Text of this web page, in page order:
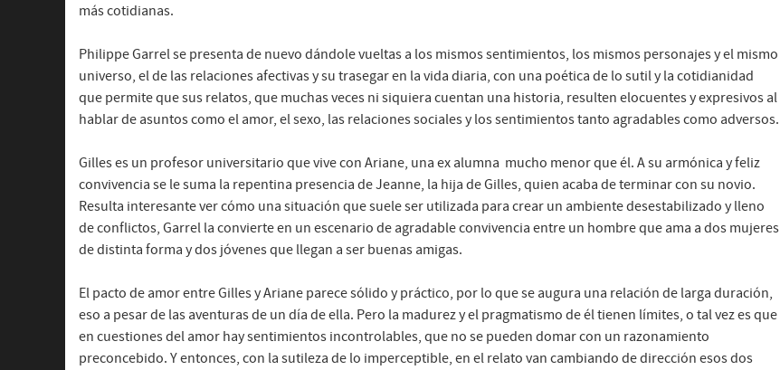
más cotidianas.
Philippe Garrel se presenta de nuevo dándole vueltas a los mismos sentimientos, los mismos personajes y el mismo
universo, el de las relaciones afectivas y su trasegar en la vida diaria, con una poética de lo sutil y la cotidianidad
que permite que sus relatos, que muchas veces ni siquiera cuentan una historia, resulten elocuentes y expresivos al
hablar de asuntos como el amor, el sexo, las relaciones sociales y los sentimientos tanto agradables como adversos.
Gilles es un profesor universitario que vive con Ariane, una ex alumna mucho menor que él. A su armónica y feliz
convivencia se le suma la repentina presencia de Jeanne, la hija de Gilles, quien acaba de terminar con su novio.
Resulta interesante ver cómo una situación que suele ser utilizada para crear un ambiente desestabilizado y lleno
de conflictos, Garrel la convierte en un escenario de agradable convivencia entre un hombre que ama a dos mujeres
de distinta forma y dos jóvenes que llegan a ser buenas amigas.
El pacto de amor entre Gilles y Ariane parece sólido y práctico, por lo que se augura una relación de larga duración,
eso a pesar de las aventuras de un día de ella. Pero la madurez y el pragmatismo de él tienen límites, o tal vez es que
en cuestiones del amor hay sentimientos incontrolables, que no se pueden domar con un razonamiento
preconcebido. Y entonces, con la sutileza de lo imperceptible, en el relato van cambiando de dirección esos dos